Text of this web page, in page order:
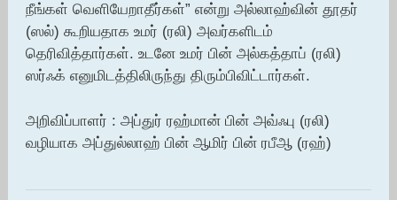
நீங்கள் வெளியேறாதீர்கள்” என்று அல்லாஹ்வின் தூதர்
(ஸல்) கூறியதாக உமர் (ரலி) அவர்களிடம்
தெரிவித்தார்கள். உடனே உமர் பின் அல்கத்தாப் (ரலி)
ஸர்ஃக் எனுமிடத்திலிருந்து திரும்பிவிட்டார்கள்.
அறிவிப்பாளர் : அப்துர் ரஹ்மான் பின் அவ்ஃபு (ரலி)
வழியாக அப்துல்லாஹ் பின் ஆமிர் பின் ரபீஆ (ரஹ்)